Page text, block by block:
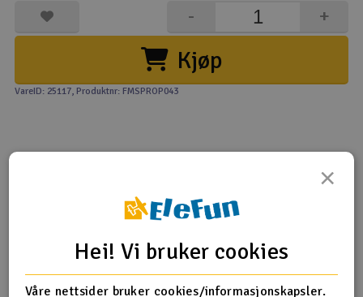
Kamerautstyr
Modellbygging, LEGO & byggesett
Modelljernbane
Radioutstyr
Raketter
Kjøp
+
-
VareID: 25117, Produktnr: FMSPROP043
Produktinformasjon
×
Hei! Vi bruker cookies
Våre nettsider bruker cookies/informasjonskapsler.